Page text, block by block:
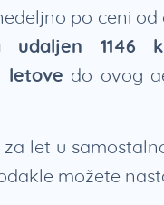
po ceni
1146
letove do ovog
let u
možete